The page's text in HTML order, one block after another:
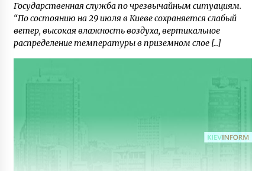
Государственная служба по чрезвычайным ситуациям.
“По состоянию на 29 июля в Киеве сохраняется слабый
ветер, высокая влажность воздуха, вертикальное
распределение температуры в приземном слое […]